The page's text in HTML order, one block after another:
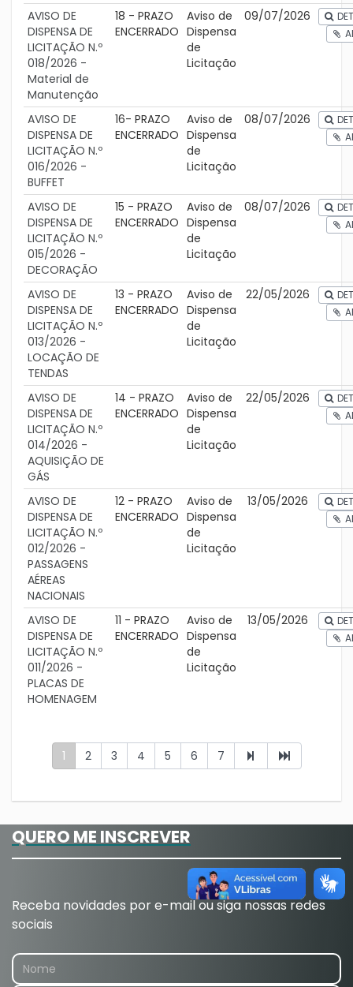
AVISO DE
DISPENSA DE
LICITAÇÃO N.º
018/2026 -
Material de
Manutenção
18 - PRAZO
ENCERRADO
Aviso de
Dispensa
de
Licitação
09/07/2026
AVISO DE
DISPENSA DE
LICITAÇÃO N.º
016/2026 -
BUFFET
16- PRAZO
ENCERRADO
Aviso de
Dispensa
de
Licitação
08/07/2026
AVISO DE
DISPENSA DE
LICITAÇÃO N.º
015/2026 -
DECORAÇÃO
15 - PRAZO
ENCERRADO
Aviso de
Dispensa
de
Licitação
08/07/2026
AVISO DE
DISPENSA DE
LICITAÇÃO N.º
013/2026 -
LOCAÇÃO DE
TENDAS
13 - PRAZO
ENCERRADO
Aviso de
Dispensa
de
Licitação
22/05/2026
AVISO DE
DISPENSA DE
LICITAÇÃO N.º
014/2026 -
AQUISIÇÃO DE
GÁS
14 - PRAZO
ENCERRADO
Aviso de
Dispensa
de
Licitação
22/05/2026
AVISO DE
DISPENSA DE
LICITAÇÃO N.º
012/2026 -
PASSAGENS
AÉREAS
NACIONAIS
12 - PRAZO
ENCERRADO
Aviso de
Dispensa
de
Licitação
13/05/2026
AVISO DE
DISPENSA DE
LICITAÇÃO N.º
011/2026 -
PLACAS DE
HOMENAGEM
11 - PRAZO
ENCERRADO
Aviso de
Dispensa
de
Licitação
13/05/2026
1 2 3 4 5 6 7
QUERO ME INSCREVER
Receba novidades por e-mail ou siga nossas redes
sociais